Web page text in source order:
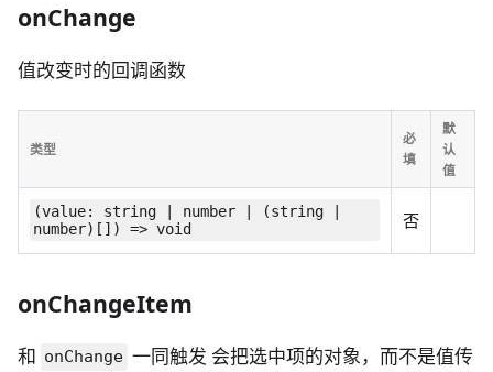
onChange
值改变时的回调函数
类型
必
填
默
认
值
(value: string | number | (string |
number)[]) => void
否
onChangeItem
和 onChange 一同触发 会把选中项的对象，而不是值传